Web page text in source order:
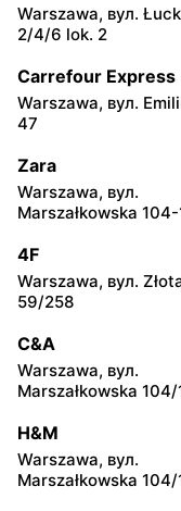
Samanta
Konstytucji 3 Maja 3
Samanta
Samanta
Siedlce, вул. Biskupa
Samanta
Radom, вул.
Samanta
Puławy, вул. Wojska
Samanta
Włocławek, вул.
Warszawa, вул.
2/4/6 lok. 2
Carrefour Express
Warszawa, вул.
47
Zara
Warszawa, вул.
Marszałkowska
4F
Warszawa, вул.
59/258
C&A
Warszawa, вул.
Marszałkowska 104/
H&M
Warszawa, вул.
Marszałkowska 104/